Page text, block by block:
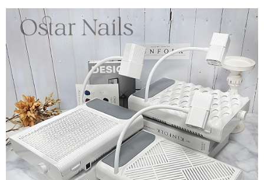
２．訂單成立數日內，您將收到繳費通知簡訊。
３．收到繳費通知簡訊後14天內，點擊此簡訊中的連結，可透過四大超商／
ATM／網路銀行／等多元方式進行付款，方視為交易完成。
※ 請注意：結帳手續完成當下不需立刻繳費，但若您需要取消訂單，請聯絡
購買商品的店家。未經商家同意取消之訂單仍視為有效，需透過AFTEE先享
後付繳納相關費用。
※ 交易是否成功請以「AFTEE先享後付 」之結帳頁面顯示為準，若有關於
是否繳費成功／繳費後需取消欲退款等相關疑問，請聯繫「AFTEE先享後付
客戶支援中心」 https://netprotections.freshdesk.com/support/home
【注意事項】
１．透過由恩沛科技股份有限公司提供之「AFTEE先享後付」服務完成之交
易，需依本服務之必要範圍內提供個人資料，並將交易相關給付款項請求債
權轉讓予恩沛科技股份有限公司。
２．關於個人資料處理事宜，請瀏覽以下網址：
https://aftee.tw/terms/#terms3
每筆NT$70，滿NT$2,500(含以上)免運費
7-11取貨付款
每筆NT$70，滿NT$2,500(含以上)免運費
付款後7-11取貨
每筆NT$70，滿NT$2,500(含以上)免運費
宅配 (可指定時間)
每筆NT$100，滿NT$2,500(含以上)免運費
郵局郵寄
每筆NT$100，滿NT$2,500(含以上)免運費